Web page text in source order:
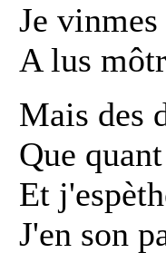
Je
A lus
Mais des
Que
Et
J'en son